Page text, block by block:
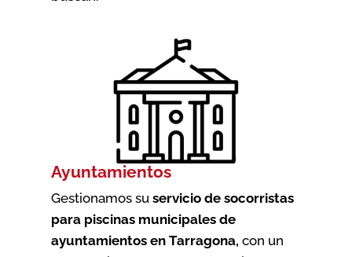
Ayuntamientos
Gestionamos su servicio de socorristas
para piscinas municipales de
ayuntamientos en Tarragona, con un